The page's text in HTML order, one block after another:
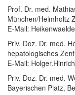
Prof. Dr. med.
München/Helmholtz
E-Mail:
Priv. Doz. Dr. med.
hepatologisches
E-Mail:
Priv. Doz. Dr. med.
Bayerischen Platz,